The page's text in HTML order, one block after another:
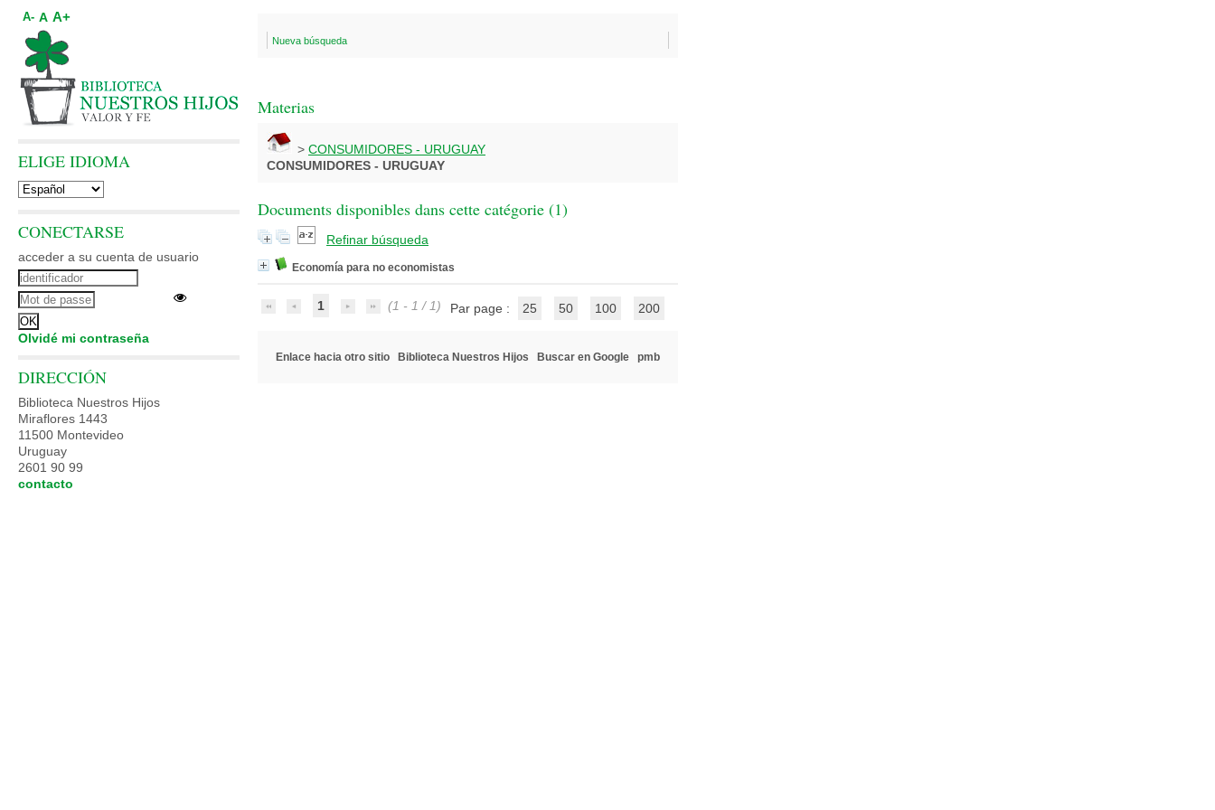
Nueva búsqueda
Materias
> CONSUMIDORES - URUGUAY
CONSUMIDORES - URUGUAY
Documents disponibles dans cette catégorie (1)
Refinar búsqueda
Economía para no economistas
1 (1 - 1 / 1) Par page : 25 50 100 200
Enlace hacia otro sitio Biblioteca Nuestros Hijos Buscar en Google pmb
A- A A+
ELIGE IDIOMA
CONECTARSE
acceder a su cuenta de usuario
Olvidé mi contraseña
DIRECCIÓN
Biblioteca Nuestros Hijos
Miraflores 1443
11500 Montevideo
Uruguay
2601 90 99
contacto